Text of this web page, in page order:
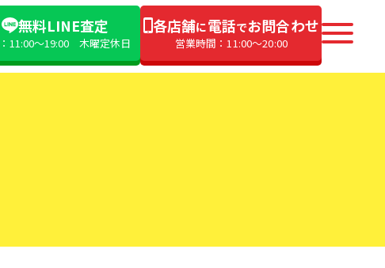
無料LINE査定
11:00〜19:00 木曜定休日
各店舗に電話でお問合わせ
営業時間：11:00〜20:00